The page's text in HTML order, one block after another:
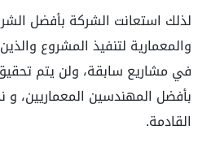
لذلك استعانت الشركة بأفضل
والمعمارية لتنفيذ المشروع
في مشاريع سابقة، ولن يتم
بأفضل المهندسين المعماريين،
القادمة.